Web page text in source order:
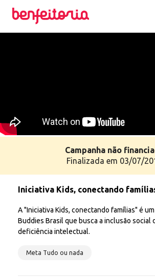
Campanha não
Finalizada em 03/07/
Iniciativa Kids, conectando
A "Iniciativa Kids, conectando famílias" é
Buddies Brasil que busca a inclusão social
deficiência intelectual.
Meta Tudo ou nada